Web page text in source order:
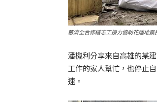
慈濟全台修繕志工接力協助花蓮地
潘機利分享來自高雄的某
工作的家人幫忙，也停止
速。